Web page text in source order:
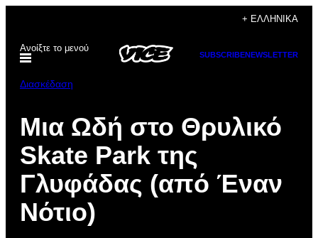
περιεχόμενο
+ ΕΛΛΗΝΙΚΆ
Ανοίξτε το μενού
SUBSCRIBENEWSLETTER
Διασκέδαση
Μια Ωδή στο Θρυλικό
Skate Park της
Γλυφάδας (από Έναν
Νότιο)